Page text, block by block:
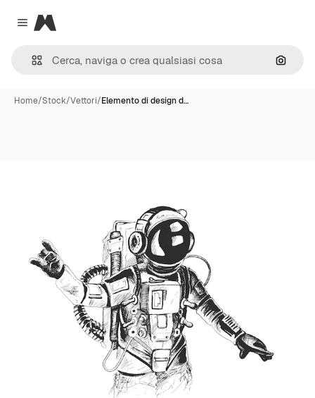
Close menu
Magnific
Cerca
Home/Stock/Vettori/Elemento di design d…